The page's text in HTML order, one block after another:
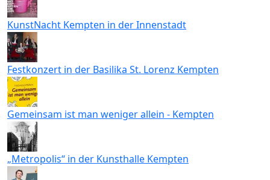
KunstNacht Kempten in der Innenstadt
Festkonzert in der Basilika St. Lorenz Kempten
Gemeinsam ist man weniger allein - Kempten
„Metropolis“ in der Kunsthalle Kempten